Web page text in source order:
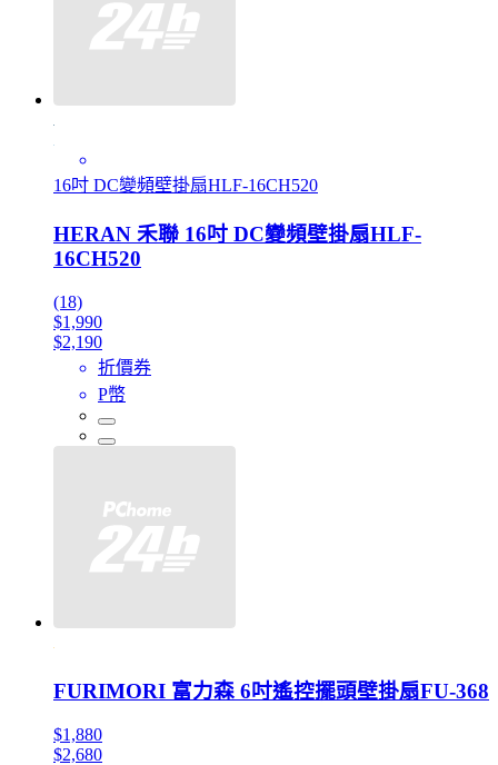
16吋 DC變頻壁掛扇HLF-16CH520
HERAN 禾聯 16吋 DC變頻壁掛扇HLF-
16CH520
(18)
$1,990
$2,190
折價券
P幣
FURIMORI 富力森 6吋遙控擺頭壁掛扇FU-368
$1,880
$2,680